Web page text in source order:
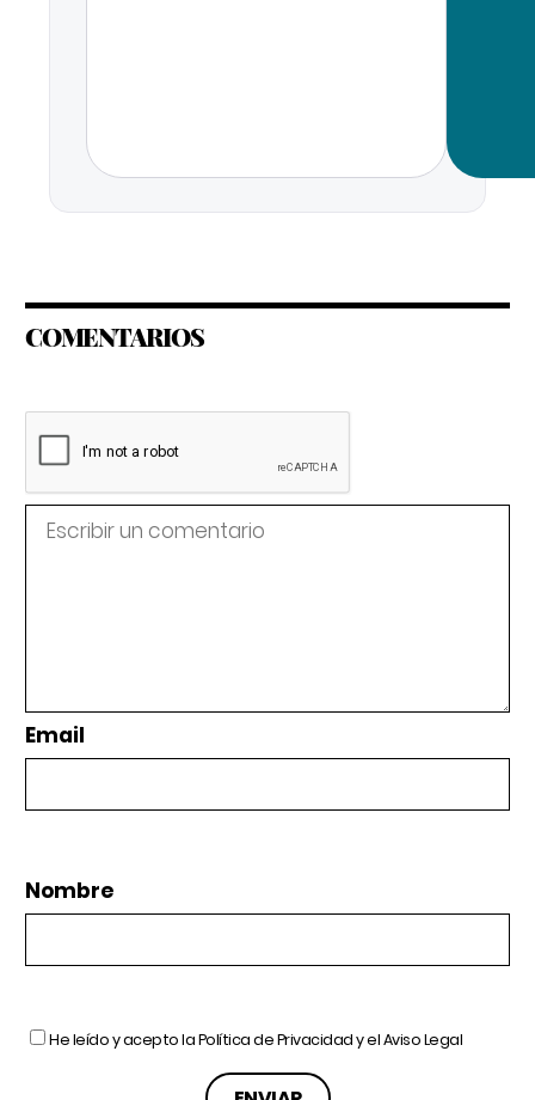
COMENTARIOS
Email
Nombre
He leído y acepto laPolítica de Privacidady elAviso Legal